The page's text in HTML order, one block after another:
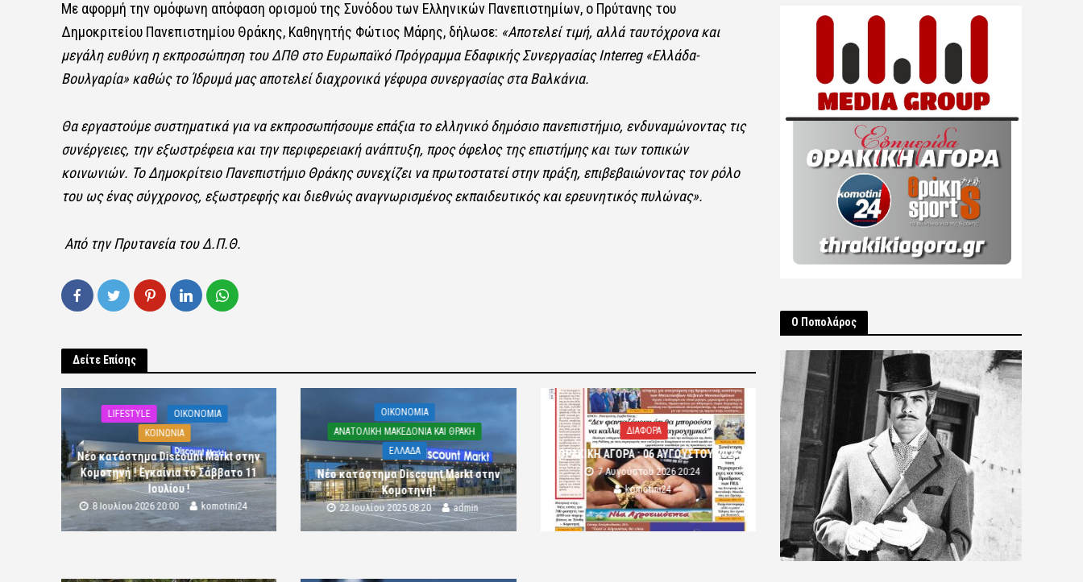
Με αφορμή την ομόφωνη απόφαση ορισμού της Συνόδου των Ελληνικών Πανεπιστημίων, ο Πρύτανης του
Δημοκριτείου Πανεπιστημίου Θράκης, Καθηγητής Φώτιος Μάρης, δήλωσε: «Αποτελεί τιμή, αλλά ταυτόχρονα και
μεγάλη ευθύνη η εκπροσώπηση του ΔΠΘ στο Ευρωπαϊκό Πρόγραμμα Εδαφικής Συνεργασίας Interreg «Ελλάδα-
Βουλγαρία» καθώς το Ίδρυμά μας αποτελεί διαχρονικά γέφυρα συνεργασίας στα Βαλκάνια.
Θα εργαστούμε συστηματικά για να εκπροσωπήσουμε επάξια το ελληνικό δημόσιο πανεπιστήμιο, ενδυναμώνοντας τις
συνέργειες, την εξωστρέφεια και την περιφερειακή ανάπτυξη, προς όφελος της επιστήμης και των τοπικών
κοινωνιών. Το Δημοκρίτειο Πανεπιστήμιο Θράκης συνεχίζει να πρωτοστατεί στην πράξη, επιβεβαιώνοντας τον ρόλο
του ως ένας σύγχρονος, εξωστρεφής και διεθνώς αναγνωρισμένος εκπαιδευτικός και ερευνητικός πυλώνας».
Από την Πρυτανεία του Δ.Π.Θ.
Δείτε Επίσης
LIFESTYLE
OIKONOMIA
ΚΟΙΝΩΝΙΑ
Νέο κατάστημα Discount Markt στην
Κομοτηνή ! Εγκαίνια το Σάββατο 11
Ιουλίου !
8 Ιουλίου 2026 20:00 komotini24
OIKONOMIA
ΑΝΑΤΟΛΙΚΗ ΜΑΚΕΔΟΝΙΑ ΚΑΙ ΘΡΑΚΗ
ΕΛΛΑΔΑ
Νέο κατάστημα Discount Markt στην
Κομοτηνή!
22 Ιουλίου 2025 08:20 admin
ΔΙΑΦΟΡΑ
ΘΡΑΚΙΚΗ ΑΓΟΡΑ : 06 ΑΥΓΟΥΣΤΟΥ 2026
7 Αυγούστου 2026 20:24
komotini24
Ο Ποπολάρος